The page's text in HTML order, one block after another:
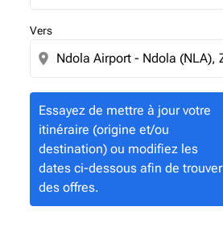
Vers
location_on
Essayez de mettre à jour votre
itinéraire (origine et/ou
destination) ou modifiez les
dates ci-dessous afin de trouver
des offres.